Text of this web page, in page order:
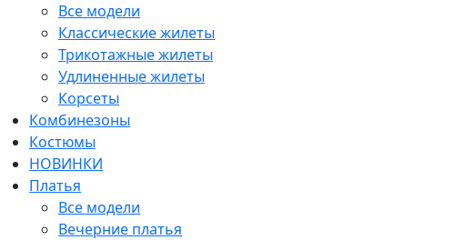
Все модели
Классические жилеты
Трикотажные жилеты
Удлиненные жилеты
Корсеты
Комбинезоны
Костюмы
НОВИНКИ
Платья
Все модели
Вечерние платья